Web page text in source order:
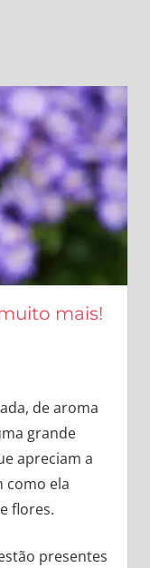
mais!
de aroma
grande
apreciam a
como ela
flores.
presentes